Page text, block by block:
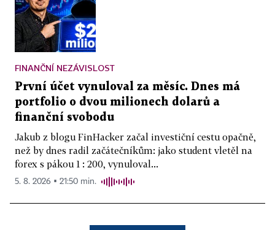
FINANČNÍ NEZÁVISLOST
První účet vynuloval za měsíc. Dnes má
portfolio o dvou milionech dolarů a
finanční svobodu
Jakub z blogu FinHacker začal investiční cestu opačně,
než by dnes radil začátečníkům: jako student vletěl na
forex s pákou 1 : 200, vynuloval...
5. 8. 2026 ▪ 21:50 min.